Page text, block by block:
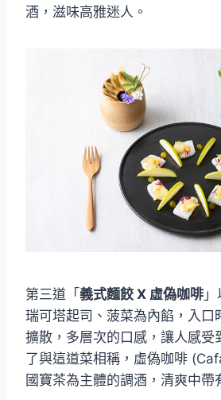
酒，滋味高雅迷人。
第三道「 義式麵餃 X 虛偽咖啡
瑞可塔起司、菠菜為內餡，入口
擴散，多層次的口感，讓人感受
了與這道菜相稱，虛偽咖啡
國寶茶為主體的調酒，清爽中帶